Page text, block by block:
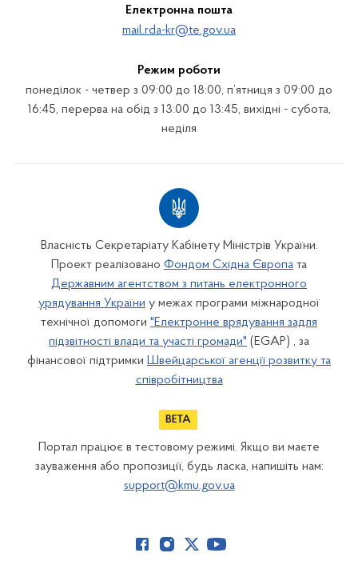
Електронна пошта
mail.rda-kr@te.gov.ua
Режим роботи
понеділок - четвер з 09:00 до 18:00, п’ятниця з 09:00 до
16:45, перерва на обід з 13:00 до 13:45, вихідні - субота,
неділя
Власність Секретаріату Кабінету Міністрів України.
Проект реалізовано Фондом Східна Європа та
Державним агентством з питань електронного
урядування України у межах програми міжнародної
технічної допомоги "Електронне врядування задля
підзвітності влади та участі громади" (EGAP) , за
фінансової підтримки Швейцарської агенції розвитку та
співробітництва
Портал працює в тестовому режимі. Якщо ви маєте
зауваження або пропозиції, будь ласка, напишіть нам:
support@kmu.gov.ua